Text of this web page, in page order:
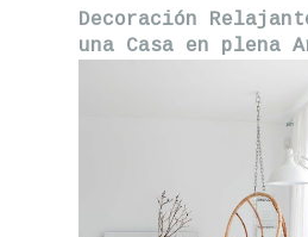
Decoración
una Casa en plena